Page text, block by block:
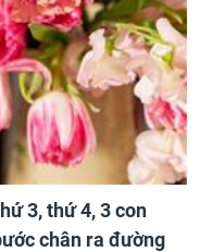
3, thứ 4, 3 con
chân ra đường